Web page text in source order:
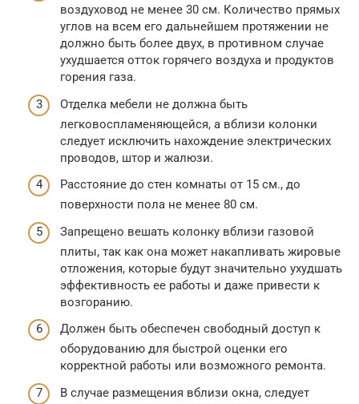
воздуховод не менее 30 см. Количество прямых
углов на всем его дальнейшем протяжении не
должно быть более двух, в противном случае
ухудшается отток горячего воздуха и продуктов
горения газа.
Отделка мебели не должна быть
легковоспламеняющейся, а вблизи колонки
следует исключить нахождение электрических
проводов, штор и жалюзи.
Расстояние до стен комнаты от 15 см., до
поверхности пола не менее 80 см.
Запрещено вешать колонку вблизи газовой
плиты, так как она может накапливать жировые
отложения, которые будут значительно ухудшать
эффективность ее работы и даже привести к
возгоранию.
Должен быть обеспечен свободный доступ к
оборудованию для быстрой оценки его
корректной работы или возможного ремонта.
В случае размещения вблизи окна, следует